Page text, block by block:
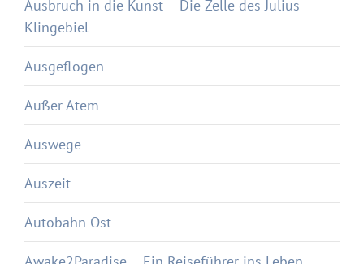
Ausbruch in die Kunst – Die Zelle des Julius
Klingebiel
Ausgeflogen
Außer Atem
Auswege
Auszeit
Autobahn Ost